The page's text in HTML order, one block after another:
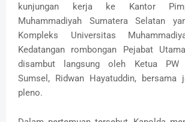
kunjungan kerja ke Kantor
Muhammadiyah Sumatera Selatan
Kompleks Universitas
Kedatangan rombongan Pejabat
disambut langsung oleh Ketua PW
Sumsel, Ridwan Hayatuddin, bersama
pleno.